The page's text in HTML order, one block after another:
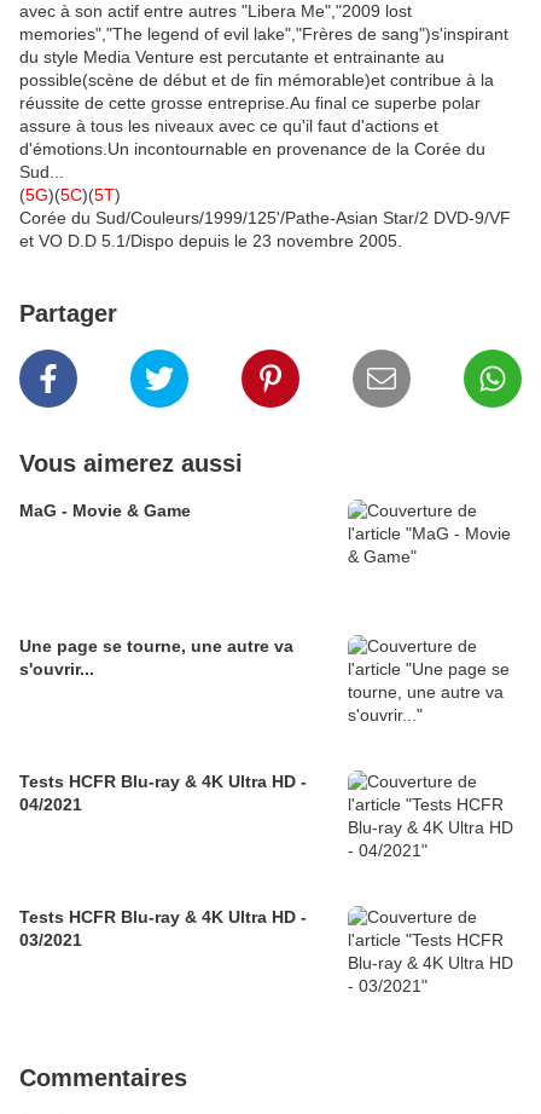
avec à son actif entre autres "Libera Me","2009 lost
memories","The legend of evil lake","Frères de sang")s'inspirant
du style Media Venture est percutante et entrainante au
possible(scène de début et de fin mémorable)et contribue à la
réussite de cette grosse entreprise.Au final ce superbe polar
assure à tous les niveaux avec ce qu'il faut d'actions et
d'émotions.Un incontournable en provenance de la Corée du
Sud...
(5G)(5C)(5T)
Corée du Sud/Couleurs/1999/125'/Pathe-Asian Star/2 DVD-9/VF
et VO D.D 5.1/Dispo depuis le 23 novembre 2005.
Partager
Vous aimerez aussi
MaG - Movie & Game
Une page se tourne, une autre va
s'ouvrir...
Tests HCFR Blu-ray & 4K Ultra HD -
04/2021
Tests HCFR Blu-ray & 4K Ultra HD -
03/2021
Commentaires